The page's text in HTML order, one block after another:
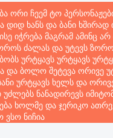
ორი ჩეემ ტო
ხანს და ბანი ხშირად
იჭრება მაგრამ ამინც
ძალას და უტევს ზორო
ურტყავს ურტყავს
და ბოლო შეტევა ორივე
ურტყავს ხელს და
უძლებს ნანადირევს
ხოლმე და ჯერიკო
ვსო ნიჩია